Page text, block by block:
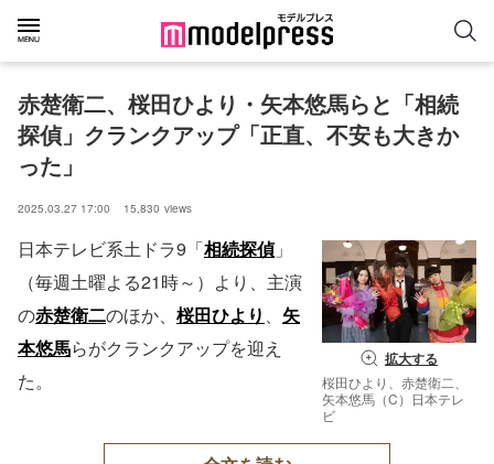
赤楚衛二、桜田ひより・矢本悠馬らと「相続
探偵」クランクアップ「正直、不安も大きか
った」
2025.03.27 17:00 15,830 views
拡大する
桜田ひより、赤楚衛二、
矢本悠馬（C）日本テレ
ビ
日本テレビ系土ドラ9「相続探偵」
（毎週土曜よる21時～）より、主演
の赤楚衛二のほか、 桜田ひより 、 矢
本悠馬らがクランクアップを迎え
た。